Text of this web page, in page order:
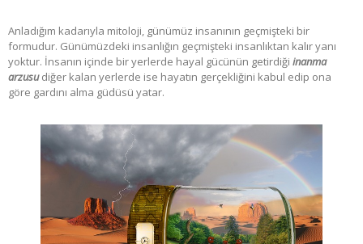
Anladığım kadarıyla mitoloji, günümüz insanının geçmişteki bir
formudur. Günümüzdeki insanlığın geçmişteki insanlıktan kalır yanı
yoktur. İnsanın içinde bir yerlerde hayal gücünün getirdiği inanma
arzusudiğer kalan yerlerde ise hayatın gerçekliğini kabul edip ona
göre gardını alma güdüsü yatar.